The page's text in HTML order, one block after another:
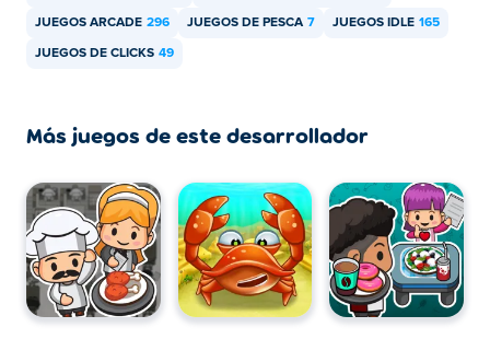
JUEGOS ARCADE 296 JUEGOS DE PESCA 7 JUEGOS IDLE 165
JUEGOS DE CLICKS 49
Más juegos de este desarrollador